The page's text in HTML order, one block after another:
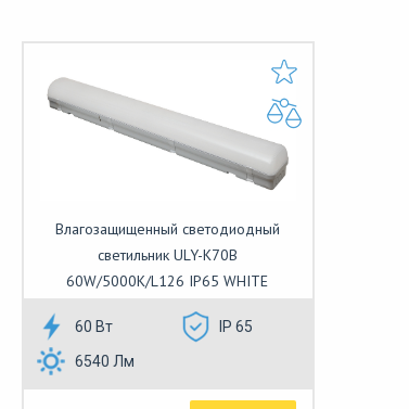
Влагозащищенный светодиодный
светильник ULY-K70B
60W/5000K/L126 IP65 WHITE
60 Вт
IP 65
6540 Лм